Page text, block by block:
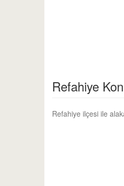
Refahiye
Refahiye ilçesi ile